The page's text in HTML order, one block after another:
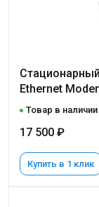
Ethernet
Товар в наличии
17 500 ₽
Купить в 1 клик